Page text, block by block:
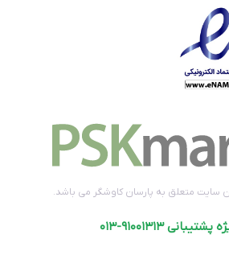
سایت متعلق به پارسان کاوشگر می باشد.
۹۱۰۰۱۳۱۳-۰۱۳